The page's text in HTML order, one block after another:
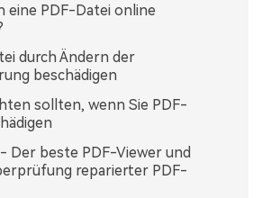
eine PDF-Datei online
durch Ändern der
beschädigen
sollten, wenn Sie PDF-
Der beste PDF-Viewer und
reparierter PDF-